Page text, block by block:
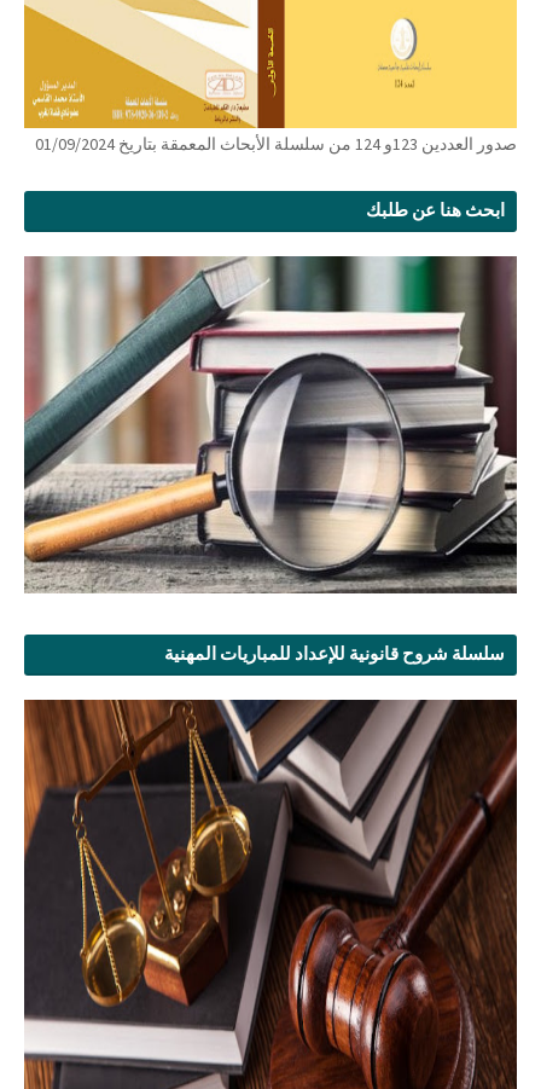
صدور العددين 123و 124 من سلسلة الأبحاث المعمقة بتاريخ 01/09/2024
ابحث هنا عن طلبك
سلسلة شروح قانونية للإعداد للمباريات المهنية